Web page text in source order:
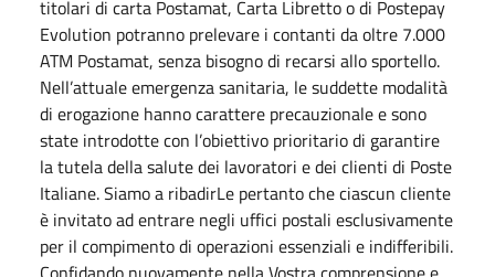
titolari di carta Postamat, Carta Libretto o di Postepay
Evolution potranno prelevare i contanti da oltre 7.000
ATM Postamat, senza bisogno di recarsi allo sportello.
Nell’attuale emergenza sanitaria, le suddette modalità
di erogazione hanno carattere precauzionale e sono
state introdotte con l’obiettivo prioritario di garantire
la tutela della salute dei lavoratori e dei clienti di Poste
Italiane. Siamo a ribadirLe pertanto che ciascun cliente
è invitato ad entrare negli uffici postali esclusivamente
per il compimento di operazioni essenziali e indifferibili.